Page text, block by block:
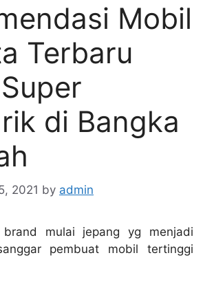
Mobil
Terbaru
di Bangka
2021 by admin
mulai jepang yg menjadi
pembuat mobil tertinggi